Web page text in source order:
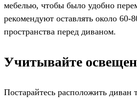
мебелью, чтобы было удобно
рекомендуют оставлять около 60-
пространства перед диваном.
Учитывайте
Постарайтесь расположить диван